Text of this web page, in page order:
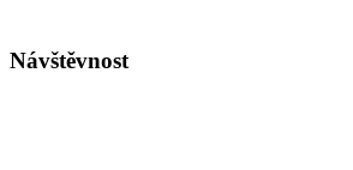
Návštěvnost